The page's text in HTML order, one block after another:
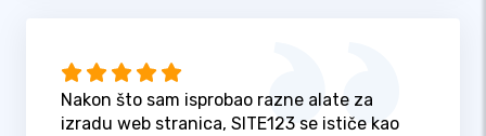
Nakon što sam isprobao razne alate za
izradu web stranica, SITE123 se ističe kao